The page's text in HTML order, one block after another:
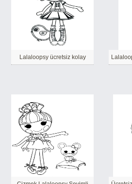
Lalaloopsy ücretsiz kolay